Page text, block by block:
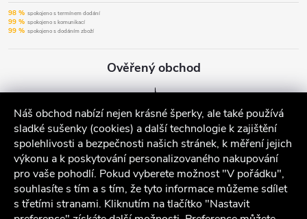
Náš obchod nabízí nejen krásné šperky, ale také používá
sladké sušenky (cookies) a další technologie k zajištění
spolehlivosti a bezpečnosti našich stránek, k měření jejich
výkonu a k poskytování personalizovaného nakupování
pro vaše pohodlí. Pokud vyberete možnost "V pořádku",
souhlasíte s tím a s tím, že tyto informace můžeme sdílet
s třetími stranami. Kliknutím na tlačítko "Nastavit
98 % spokojeno s termínem dodání
99 % spokojeno s komunikací
99 % spokojeno s dodáním zboží
Ověřený obchod